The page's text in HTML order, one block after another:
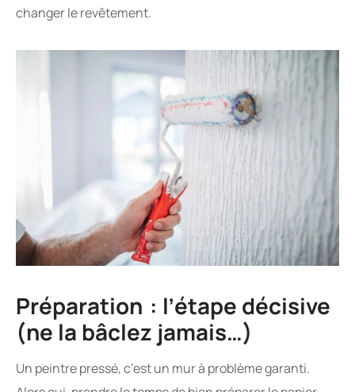
changer le revêtement.
Préparation : l’étape décisive
(ne la bâclez jamais…)
Un peintre pressé, c’est un mur à problème garanti.